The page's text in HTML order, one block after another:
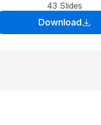
43 Slides
Download